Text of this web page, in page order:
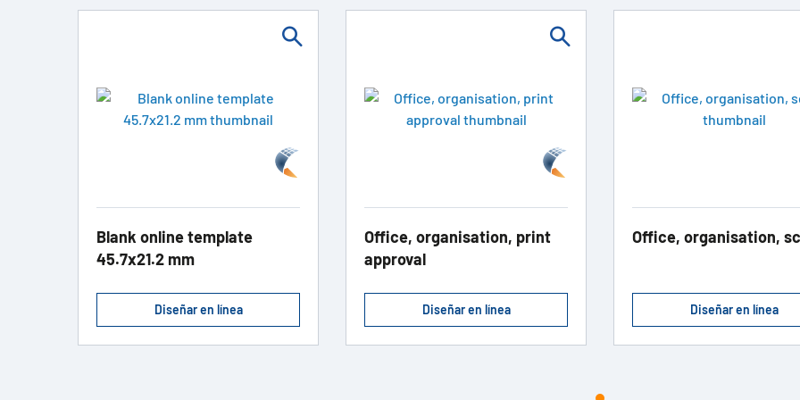
Blank online template
45.7x21.2 mm
Diseñar en línea
Office, organisation, print
approval
Diseñar en línea
Office, organisation,
Diseñar en línea